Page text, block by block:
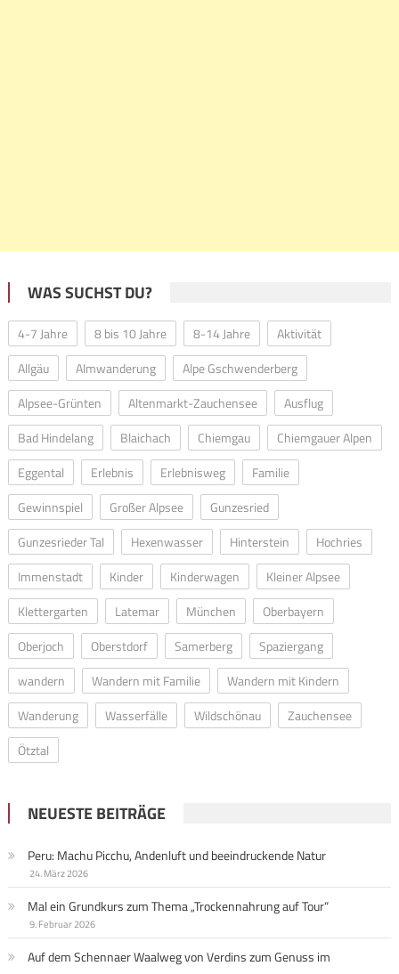
WAS SUCHST DU?
4-7 Jahre 8 bis 10 Jahre 8-14 Jahre
Aktivität
Allgäu
Almwanderung
Alpe Gschwenderberg
Alpsee-Grünten
Altenmarkt-Zauchensee
Ausflug
Bad Hindelang
Blaichach Chiemgau
Chiemgauer Alpen
Eggental
Erlebnis Erlebnisweg
Familie
Gewinnspiel
Großer Alpsee
Gunzesried
Gunzesrieder Tal
Hexenwasser Hinterstein
Hochries
Immenstadt
Kinder Kinderwagen
Kleiner Alpsee
Klettergarten
Latemar München
Oberbayern
Oberjoch
Oberstdorf Samerberg
Spaziergang
wandern
Wandern mit Familie
Wandern mit Kindern
Wanderung
Wasserfälle Wildschönau
Zauchensee
Ötztal
NEUESTE BEITRÄGE
Peru: Machu Picchu, Andenluft und beeindruckende Natur
24. März 2026
Mal ein Grundkurs zum Thema „Trockennahrung auf Tour“
9. Februar 2026
Auf dem Schennaer Waalweg von Verdins zum Genuss im